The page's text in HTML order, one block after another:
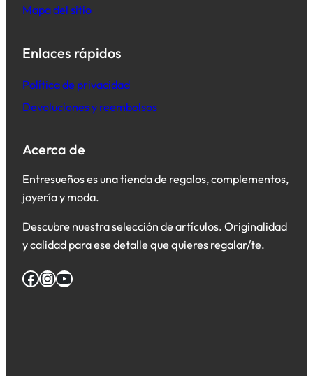
Mapa del sitio
Enlaces rápidos
Política de privacidad
Devoluciones y reembolsos
Acerca de
Entresueños es una tienda de regalos, complementos,
joyería y moda.
Descubre nuestra selección de artículos. Originalidad
y calidad para ese detalle que quieres regalar/te.
Facebook InstagramYouTube